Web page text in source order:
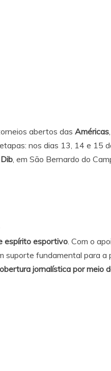
abertos das Américas
nos dias 13, 14 e 15
, em São Bernardo do
espírito esportivo. Com o
suporte fundamental para
jornalística por meio